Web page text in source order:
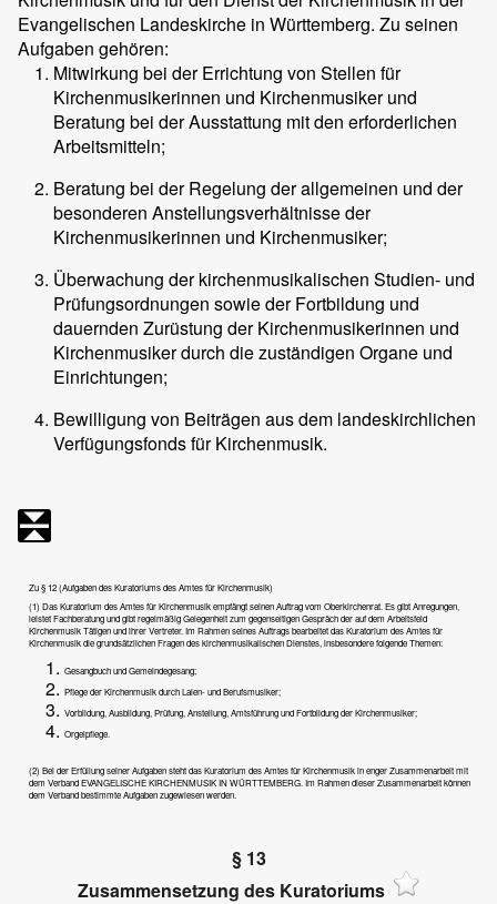
Evangelischen Landeskirche in Württemberg. Zu seinen
Aufgaben gehören:
Mitwirkung bei der Errichtung von Stellen für
Kirchenmusikerinnen und Kirchenmusiker und
Beratung bei der Ausstattung mit den erforderlichen
Arbeitsmitteln;
Beratung bei der Regelung der allgemeinen und der
besonderen Anstellungsverhältnisse der
Kirchenmusikerinnen und Kirchenmusiker;
Überwachung der kirchenmusikalischen Studien- und
Prüfungsordnungen sowie der Fortbildung und
dauernden Zurüstung der Kirchenmusikerinnen und
Kirchenmusiker durch die zuständigen Organe und
Einrichtungen;
Bewilligung von Beiträgen aus dem landeskirchlichen
Verfügungsfonds für Kirchenmusik.
Zu § 12 (Aufgaben des Kuratoriums des Amtes für Kirchenmusik)
(1) Das Kuratorium des Amtes für Kirchenmusik empfängt seinen Auftrag vom Oberkirchenrat. Es gibt Anregungen,
leistet Fachberatung und gibt regelmäßig Gelegenheit zum gegenseitigen Gespräch der auf dem Arbeitsfeld
Kirchenmusik Tätigen und ihrer Vertreter. Im Rahmen seines Auftrags bearbeitet das Kuratorium des Amtes für
Kirchenmusik die grundsätzlichen Fragen des kirchenmusikalischen Dienstes, insbesondere folgende Themen:
Gesangbuch und Gemeindegesang;
Pflege der Kirchenmusik durch Laien- und Berufsmusiker;
Vorbildung, Ausbildung, Prüfung, Anstellung, Amtsführung und Fortbildung der Kirchenmusiker;
Orgelpflege.
(2) Bei der Erfüllung seiner Aufgaben steht das Kuratorium des Amtes für Kirchenmusik in enger Zusammenarbeit mit
dem Verband EVANGELISCHE KIRCHENMUSIK IN WÜRTTEMBERG. Im Rahmen dieser Zusammenarbeit können
dem Verband bestimmte Aufgaben zugewiesen werden.
§ 13
Zusammensetzung des Kuratoriums